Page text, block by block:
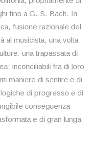
fino a G. S. Bach. In
fusione razionale del
al musicista, una volta
una trapassata di
inconciliabili fra di loro
maniere di sentire e di
di progresso e di
conseguenza
e di gran lunga